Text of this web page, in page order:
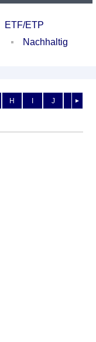
ETF/ETP
Nachhaltig
►
H I J K